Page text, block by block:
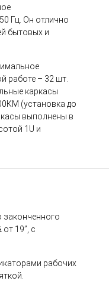
Гц. Он отлично
бытовых и
работе – 32 шт.
каркасы
(установка до
выполнены в
1U и
законченного
19”, с
рабочих